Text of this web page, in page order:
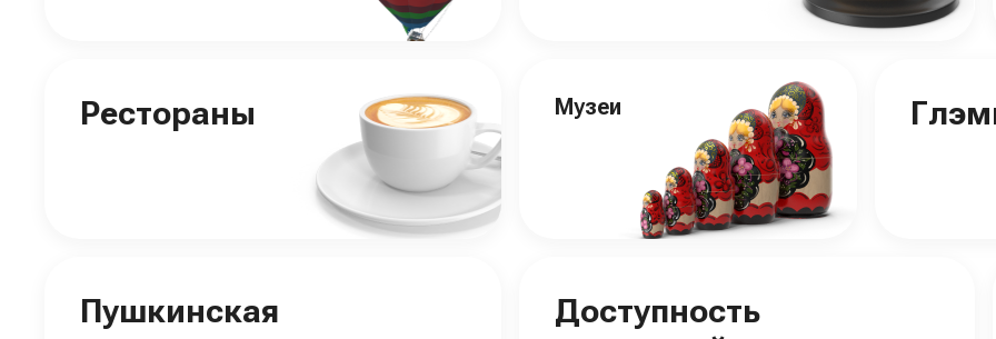
Рестораны Музеи
Пушкинская
Доступность